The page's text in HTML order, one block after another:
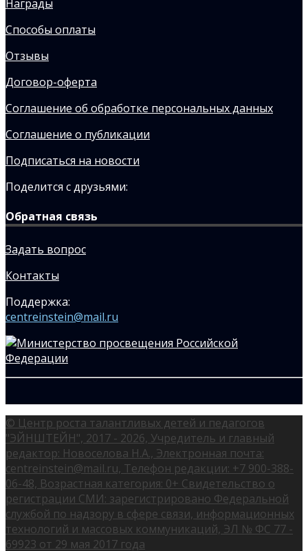
Награды
Способы оплаты
Отзывы
Договор-оферта
Соглашение об обработке персональных данных
Соглашение о публикации
Подписаться на новости
Поделится с друзьями:
Обратная связь
Задать вопрос
Контакты
Поддержка:
centreinstein@mail.ru
© Центр роста талантливых детей и педагогов
"ЭЙНШТЕЙН", 2017 - 2026, Учредитель и главный
редактор: Новоселова Н.А., Электронная почта:
centreinstein@mail.ru, Телефон редакции: +7 900-388-
06-48, Возрастная категория: 0+ Свидетельство о
регистрации СМИ: зарегистрировано Федеральной
службой по надзору в сфере связи, информационных
технологий и массовых коммуникаций, ЭЛ № ФС 77 -
69923 от 29 мая 2017 года